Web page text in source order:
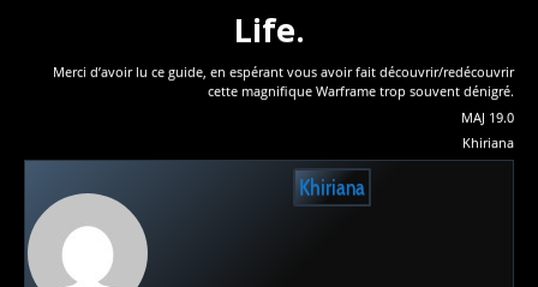
Life.
Merci d’avoir lu ce guide, en espérant vous avoir fait découvrir/redécouvrir
cette magnifique Warframe trop souvent dénigré.
MAJ 19.0
Khiriana
Khiriana